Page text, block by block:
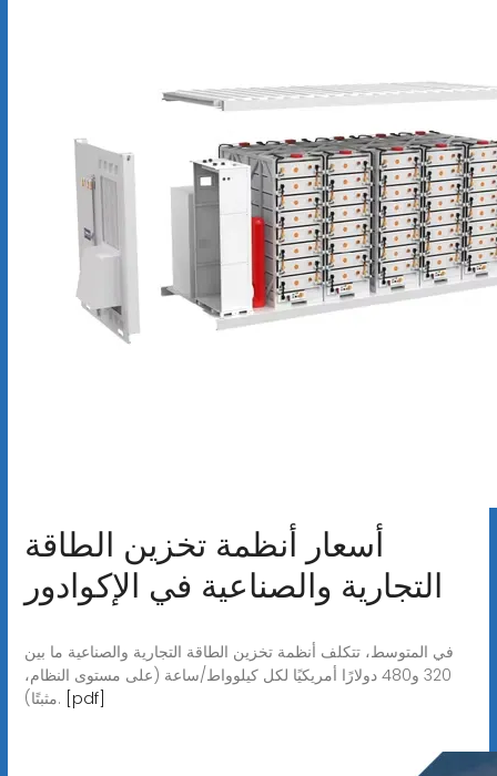
أسعار أنظمة تخزين الطاقة
التجارية والصناعية في الإكوادور
في المتوسط، تتكلف أنظمة تخزين الطاقة التجارية والصناعية ما بين
320 و480 دولارًا أمريكيًا لكل كيلوواط/ساعة (على مستوى النظام،
مثبتًا). [pdf]